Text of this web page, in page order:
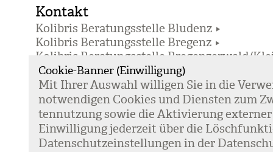
Cookie-Banner (Einwilligung)
Mit Ihrer Aus­wahl wil­li­gen Sie in die
not­wen­di­gen Coo­kies und Diens­ten zum
ten­nut­zung sowie die Akti­vie­rung
Ein­wil­li­gung jeder­zeit über die
Daten­schutz­ein­stel­lun­gen in der
Kontakt
Kolibris Beratungsstelle Bludenz
Kolibris Beratungsstelle Bregenz
Kolibris Beratungsstelle Bregenzerwald/
Kolibris Beratungsstelle Dornbirn und
Kolibris Beratungsstelle Feldkirch